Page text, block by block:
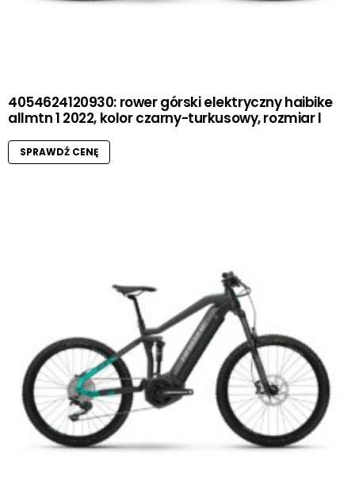
4054624120930: rower górski elektryczny haibike
allmtn 1 2022, kolor czarny-turkusowy, rozmiar l
SPRAWDŹ CENĘ